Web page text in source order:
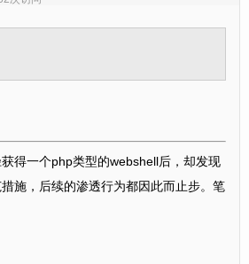
得一个php类型的webshell后，却发现
施，后续的渗透行为都因此而止步。笔